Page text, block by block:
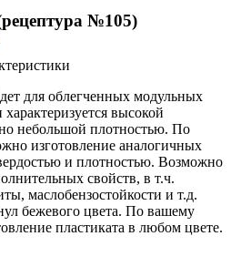
№105)
для облегченных модульных
высокой
небольшой плотностью. По
изготовление аналогичных
и плотностью. Возможно
свойств, в т.ч.
маслобензостойкости и т.д.
бежевого цвета. По вашему
пластиката в любом цвете.